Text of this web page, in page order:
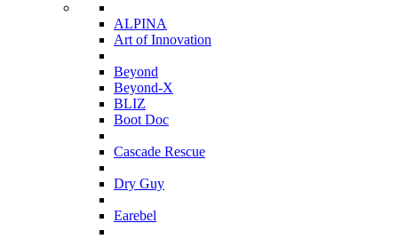
ALPINA
Art of Innovation
Beyond
Beyond-X
BLIZ
Boot Doc
Cascade Rescue
Dry Guy
Earebel